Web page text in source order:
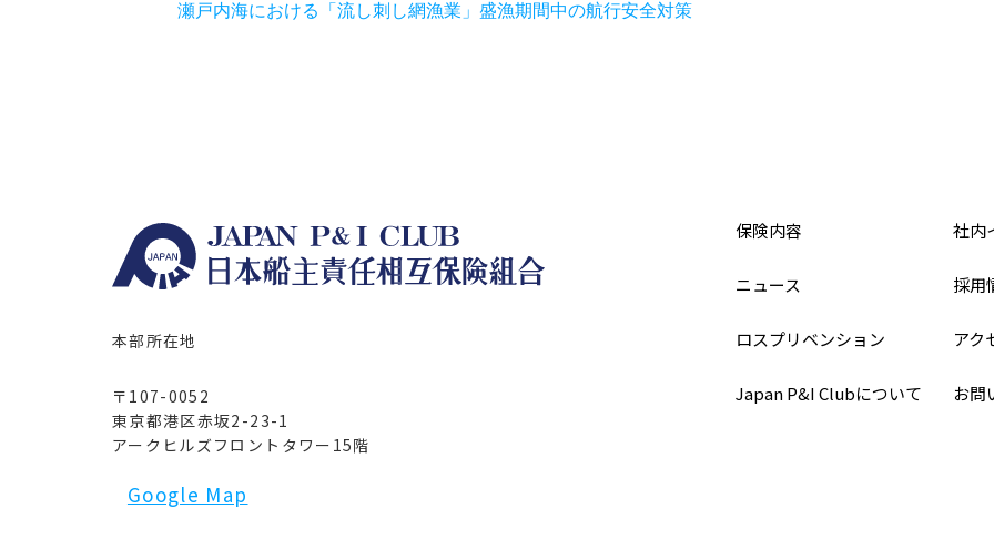
瀬戸内海における「流し刺し網漁業」盛漁期間中の航行安全対策
本部所在地
〒107-0052
東京都港区赤坂2-23-1
アークヒルズフロントタワー15階
Google Map
保険内容 社内
ニュース 採用
ロスプリベンション アク
Japan P&I Clubについて お問